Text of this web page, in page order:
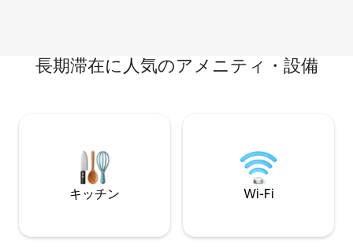
長期滞在に人気のアメニティ・設備
キッチン Wi-Fi